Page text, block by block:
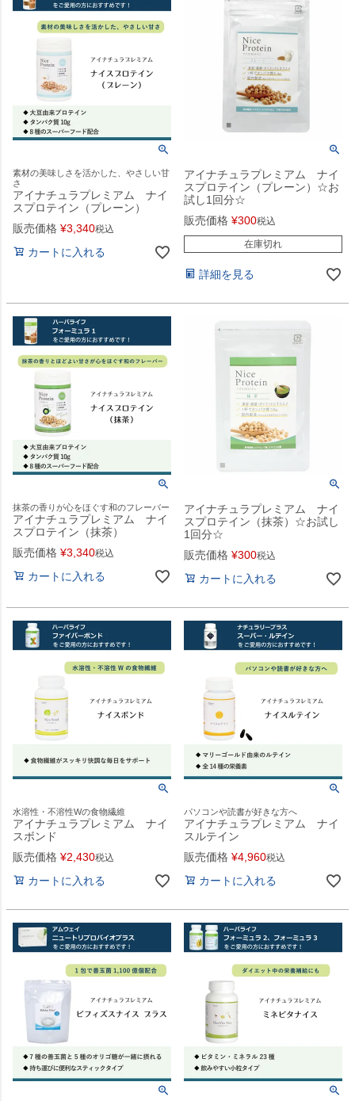
素材の美味しさを活かした、やさしい甘
さ
アイナチュラプレミアム ナイ
スプロテイン（プレーン）
販売価格 ¥3,340税込
カートに入れる
アイナチュラプレミアム ナイ
スプロテイン（プレーン）☆お
試し1回分☆
販売価格 ¥300税込
在庫切れ
詳細を見る
抹茶の香りが心をほぐす和のフレーバー
アイナチュラプレミアム ナイ
スプロテイン（抹茶）
販売価格 ¥3,340税込
カートに入れる
アイナチュラプレミアム ナイ
スプロテイン（抹茶）☆お試し
1回分☆
販売価格 ¥300税込
カートに入れる
水溶性・不溶性Wの食物繊維
アイナチュラプレミアム ナイ
スボンド
販売価格 ¥2,430税込
カートに入れる
パソコンや読書が好きな方へ
アイナチュラプレミアム ナイ
スルテイン
販売価格 ¥4,960税込
カートに入れる